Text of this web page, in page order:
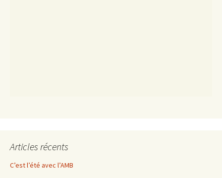
Articles récents
C’est l’été avec l’AMB